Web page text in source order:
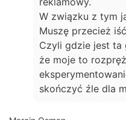
W związku z tym
Muszę przecież
Czyli gdzie jest ta
że moje to
skończyć źle dla